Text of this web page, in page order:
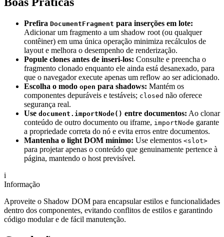
Prefira DocumentFragment para inserções em lote:
Adicionar um fragmento a um shadow root (ou qualquer
contêiner) em uma única operação minimiza recálculos de
layout e melhora o desempenho de renderização.
Popule clones antes de inseri-los: Consulte e preencha o
fragmento clonado enquanto ele ainda está desanexado, para
que o navegador execute apenas um reflow ao ser adicionado.
Escolha o modo open para shadows: Mantém os
componentes depuráveis e testáveis; closed não oferece
segurança real.
Use document.importNode() entre documentos: Ao clonar
conteúdo de outro documento ou iframe, importNode garante
a propriedade correta do nó e evita erros entre documentos.
Mantenha o light DOM mínimo: Use elementos <slot>
para projetar apenas o conteúdo que genuinamente pertence à
página, mantendo o host previsível.
i
Informação
Aproveite o Shadow DOM para encapsular estilos e funcionalidades
dentro dos componentes, evitando conflitos de estilos e garantindo
código modular e de fácil manutenção.